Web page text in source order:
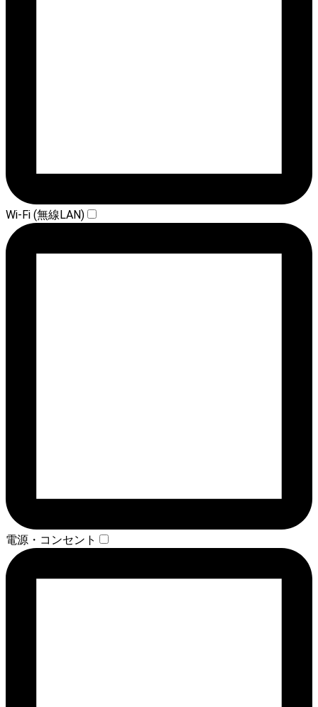
Wi-Fi (無線LAN)
電源・コンセント